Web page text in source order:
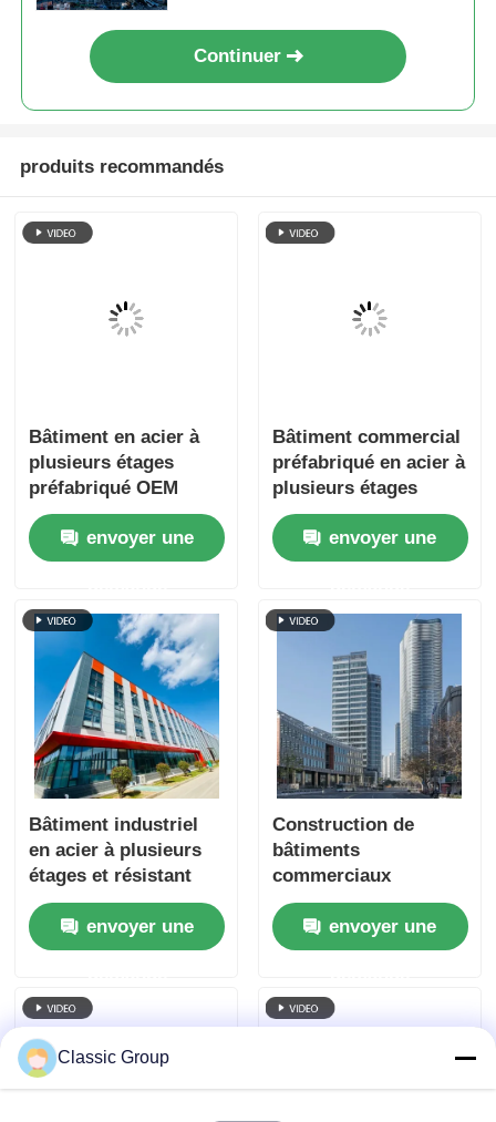
Continuer
produits recommandés
Bâtiment en acier à
plusieurs étages
préfabriqué OEM
pour centre de
données avec
protection incendie
envoyer une
Bâtiment commercial
préfabriqué en acier à
plusieurs étages
résistant au feu,
fabrication ODM
envoyer une
Bâtiment industriel
en acier à plusieurs
étages et résistant
aux intempéries,
personnalisé
envoyer une
Construction de
bâtiments
commerciaux
envoyer une
Classic Group